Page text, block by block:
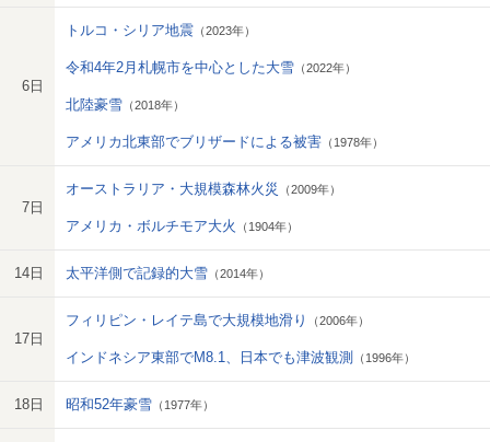
6日
トルコ・シリア地震 （2023年）
令和4年2月札幌市を中心とした大雪 （2022年）
北陸豪雪 （2018年）
アメリカ北東部でブリザードによる被害 （1978年）
7日
オーストラリア・大規模森林火災 （2009年）
アメリカ・ボルチモア大火 （1904年）
14日 太平洋側で記録的大雪 （2014年）
17日
フィリピン・レイテ島で大規模地滑り （2006年）
インドネシア東部でM8.1、日本でも津波観測 （1996年）
18日 昭和52年豪雪 （1977年）